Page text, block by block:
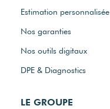
Estimation personnalisée
Nos garanties
Nos outils digitaux
DPE & Diagnostics
LE GROUPE